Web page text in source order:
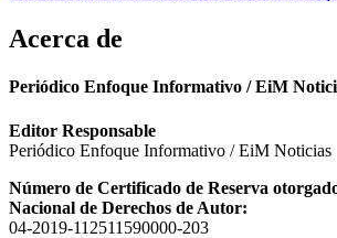
Acerca de
Periódico Enfoque Informativo / EiM
Editor Responsable
Periódico Enfoque Informativo / EiM Noticias
Número de Certificado de Reserva
Nacional de Derechos de Autor:
04-2019-112511590000-203